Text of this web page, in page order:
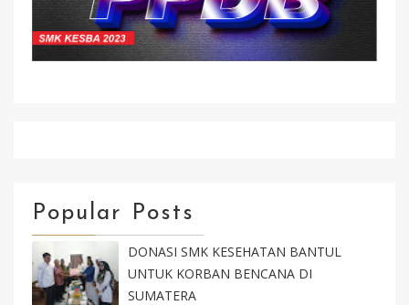
Popular Posts
DONASI SMK KESEHATAN BANTUL
UNTUK KORBAN BENCANA DI
SUMATERA